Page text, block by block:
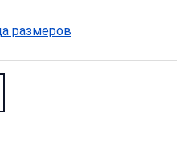
размеров